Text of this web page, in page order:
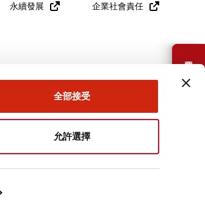
全部接受
允許選擇
需要幫助嗎？
永續發展
企業社會責任
台灣